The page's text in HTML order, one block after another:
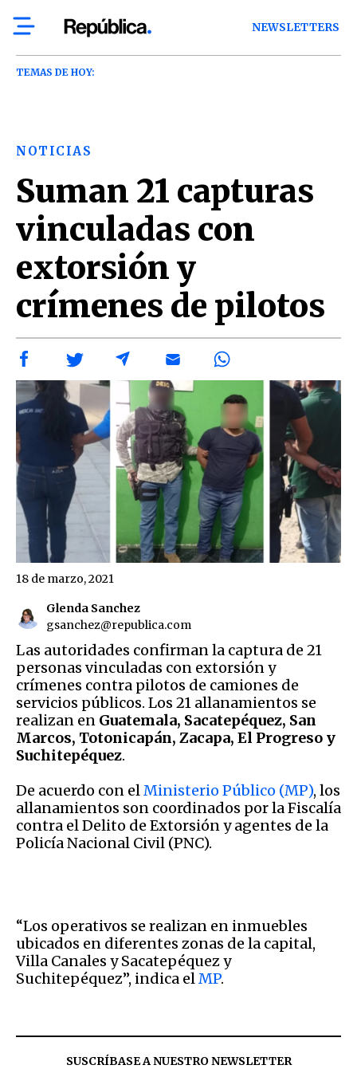
NEWSLETTERS
TEMAS DE HOY:
NOTICIAS
Suman 21 capturas
vinculadas con
extorsión y
crímenes de pilotos
Glenda Sanchez
gsanchez@republica.com
18 de marzo, 2021
Las autoridades confirman la captura de 21
personas vinculadas con extorsión y
crímenes contra pilotos de camiones de
servicios públicos. Los 21 allanamientos se
realizan en Guatemala, Sacatepéquez, San
Marcos, Totonicapán, Zacapa, El Progreso y
Suchitepéquez.
De acuerdo con elMinisterio Público (MP), los
allanamientos son coordinados por la Fiscalía
contra el Delito de Extorsión y agentes de la
Policía Nacional Civil (PNC).
“Los operativos se realizan en inmuebles
ubicados en diferentes zonas de la capital,
Villa Canales y Sacatepéquez y
Suchitepéquez”, indica elMP.
SUSCRÍBASE A NUESTRO NEWSLETTER